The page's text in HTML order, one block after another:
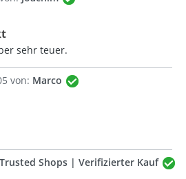
sehr teuer.
von: Marco
Trusted Shops | Verifizierter Kauf